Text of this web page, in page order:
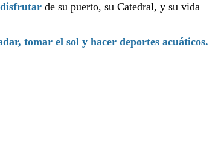
disfrutarde su puerto, su Catedral, y su vida
tomar el sol y hacer deportes acuáticos.